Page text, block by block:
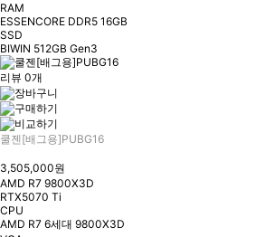
RAM
ESSENCORE DDR5 16GB
SSD
BIWIN 512GB Gen3
리뷰 0개
쿨젠[배그용]PUBG16
3,505,000원
AMD R7 9800X3D
RTX5070 Ti
CPU
AMD R7 6세대 9800X3D